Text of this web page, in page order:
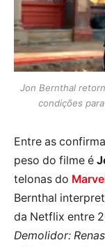
Jon Bernthal
condições
Entre as
peso do filme é
telonas do
Bernthal
da Netflix entre
Demolidor: